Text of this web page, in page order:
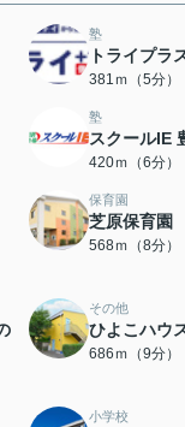
塾
トライプラ
381ｍ（5分）
塾
スクールIE
420ｍ（6分）
保育園
芝原保育園
568ｍ（8分）
その他
ひよこハウ
686ｍ（9分）
小学校